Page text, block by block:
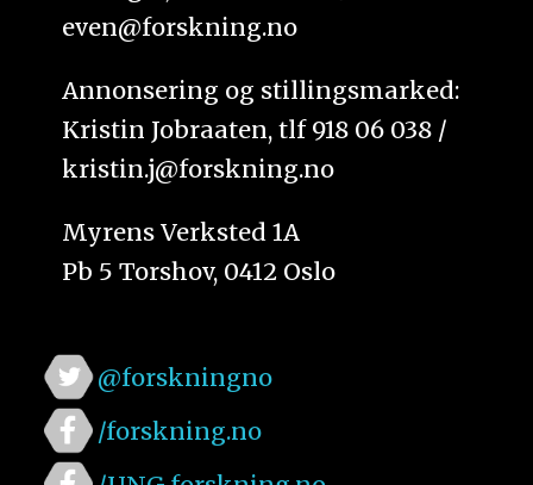
even@forskning.no
Annonsering og stillingsmarked:
Kristin Jobraaten, tlf 918 06 038 /
kristin.j@forskning.no
Myrens Verksted 1A
Pb 5 Torshov, 0412 Oslo
@forskningno
/forskning.no